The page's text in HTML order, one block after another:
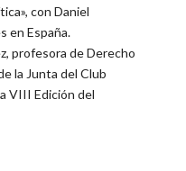
con Daniel
en España.
profesora de Derecho
la Junta del Club
VIII Edición del